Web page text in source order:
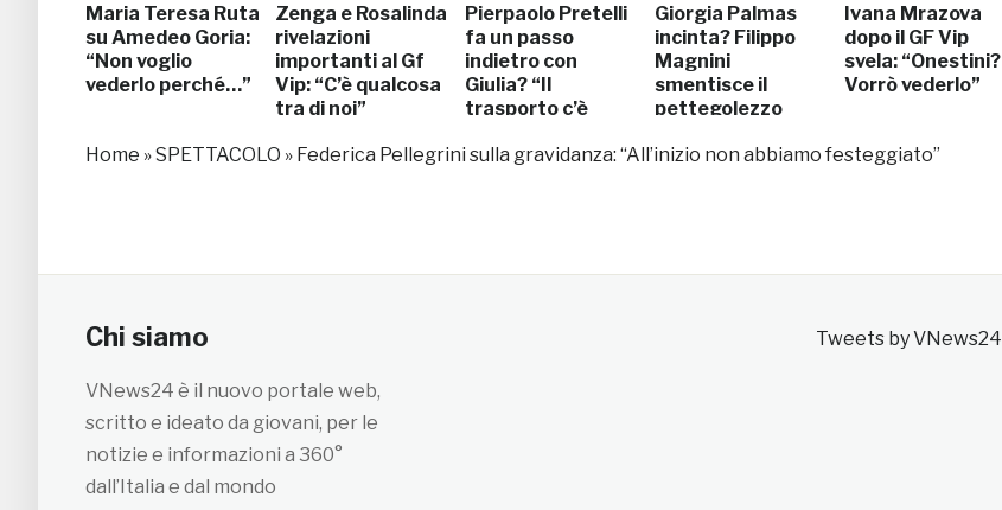
Maria Teresa Ruta
su Amedeo Goria:
“Non voglio
vederlo perché…”
Zenga e Rosalinda
rivelazioni
importanti al Gf
Vip: “C’è qualcosa
tra di noi”
Pierpaolo Pretelli
fa un passo
indietro con
Giulia? “Il
trasporto c’è
Giorgia Palmas
incinta? Filippo
Magnini
smentisce il
pettegolezzo
Ivana Mrazova
dopo il GF Vip
svela: “Onestini?
Vorrò vederlo”
Home »SPETTACOLO » Federica Pellegrini sulla gravidanza: “All’inizio non abbiamo festeggiato”
Chi siamo
VNews24 è il nuovo portale web,
scritto e ideato da giovani, per le
notizie e informazioni a 360°
dall’Italia e dal mondo
Tweets by VNews24